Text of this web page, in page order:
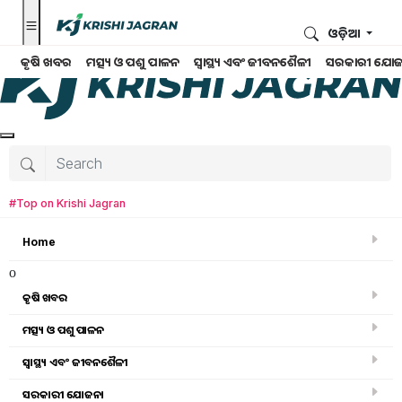
କୃଷି ଖବର ମତ୍ସ୍ୟ ଓ ପଶୁ ପାଳନ ସ୍ୱାସ୍ଥ୍ୟ ଏବଂ ଜୀବନଶୈଳୀ ସରକାରୀ
ଓଡ଼ିଆ
#Top on Krishi Jagran
Home
o
କୃଷି ଖବର
ମତ୍ସ୍ୟ ଓ ପଶୁ ପାଳନ
ସ୍ୱାସ୍ଥ୍ୟ ଏବଂ ଜୀବନଶୈଳୀ
ସରକାରୀ ଯୋଜନା
ଅନ୍ୟାନ୍ୟ